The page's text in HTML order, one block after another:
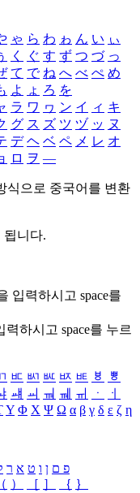
ゃ ら わ ゎ ん い ぃ
く ぐ す ず つ づ っ
て で ね へ べ ぺ め
よ ょ ろ を
ラ ワ ヮ ン イ ィ キ
グ ス ズ ツ ヅ ッ ヌ
デ ヘ ベ ペ メ レ オ
ロ ヲ ―
식으로 중국어를 변환
됩니다.
입력하시고 space를
력하시고 space를 누르
ㅳ ㅴ ㅵ ㅶ ㅷ ㅸ
ㅹ
ㆈ ㆉ ㆊ ㆋ ㆌ ㆍ
ㆎ
Υ Φ Χ Ψ Ω α β γ δ ε ζ η
פ ם ן ו ט א ר
（ ） ［ ］ ｛ ｝